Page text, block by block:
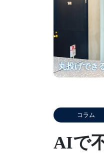
丸投げでき
コラム
AIで